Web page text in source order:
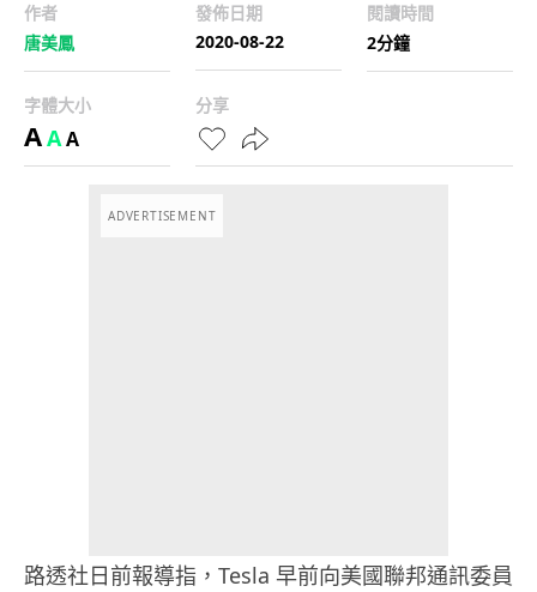
作者
唐美鳳
發佈日期
2020-08-22
閱讀時間
2分鐘
字體大小
AAA
分享
ADVERTISEMENT
路透社日前報導指，Tesla 早前向美國聯邦通訊委員